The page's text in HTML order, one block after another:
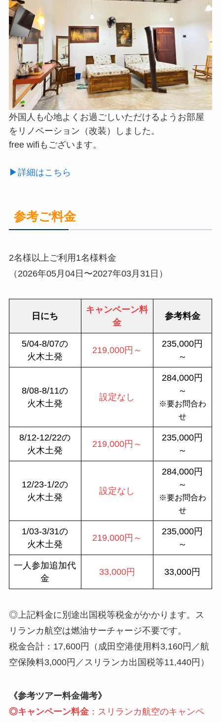
外国人も心地よくお過ごしいただけるようお部屋
をリノベーション（改装）しました。
free wifiもございます。
▶詳細はこちら
参考ご料金
2名様以上ご利用1名様料金
（2026年05月04日〜2027年03月31日）
日にち
キャンペーン料
金
参考料金
5/04-8/07の
火木土発
219,000円～
235,000円
～
8/08-8/11の
火木土発
設定なし
284,000円
～
※要お問合わ
せ
8/12-12/22の
火木土発
219,000円～
235,000円
～
12/23-1/2の
火木土発
設定なし
284,000円
～
※要お問合わ
せ
1/03-3/31の
火木土発
219,000円～
235,000円
～
一人参加追加代
金
33,000円 33,000円
◎上記料金に別途出国税等税金がかかります。ス
リランカ航空は燃油サーチャージ不要です。
税金合計：17,600円（成田空港使用料3,160円／航
空保険料3,000円／スリランカ出国税等11,440円）
《参考ツアー料金備考》
◎キャンペーン料金：スリランカ航空のキャンペ